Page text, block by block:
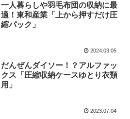
一人暮らしや羽毛布団の収納に最
適！東和産業「上から押すだけ圧
縮パック」
2024.03.05
だんぜんダイソー！？アルファッ
クス「圧縮収納ケースゆとり衣類
用」
2023.07.04